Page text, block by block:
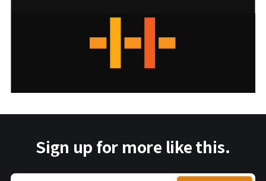
Sign up for more like this.